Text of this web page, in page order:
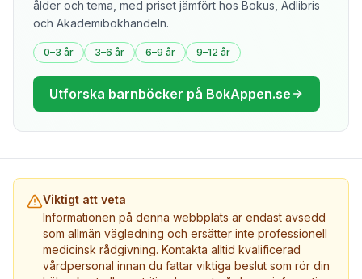
ålder och tema, med priset jämfört hos Bokus, Adlibris
och Akademibokhandeln.
0–3 år 3–6 år 6–9 år 9–12 år
Utforska barnböcker på BokAppen.se
Viktigt att veta
Informationen på denna webbplats är endast avsedd
som allmän vägledning och ersätter inte professionell
medicinsk rådgivning. Kontakta alltid kvalificerad
vårdpersonal innan du fattar viktiga beslut som rör din